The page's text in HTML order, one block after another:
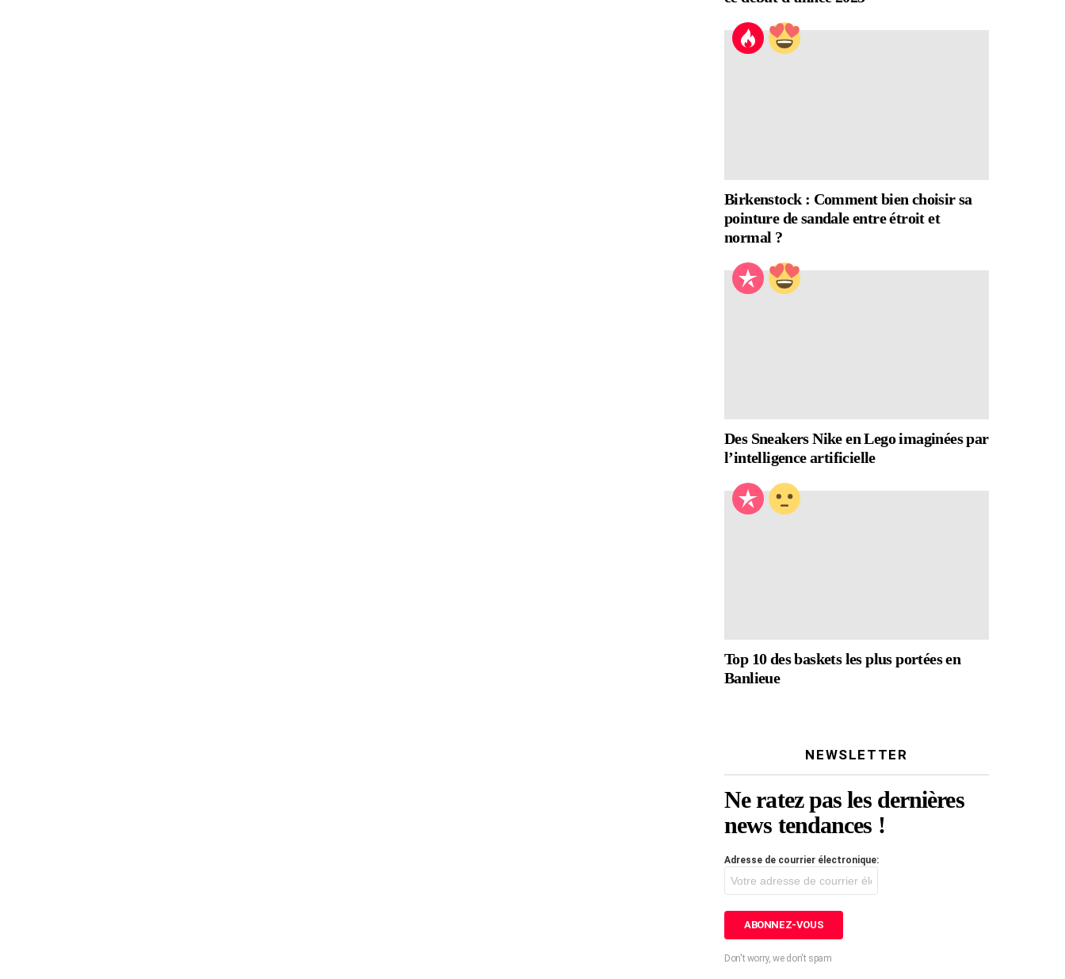
Birkenstock : Comment bien choisir sa
pointure de sandale entre étroit et
normal ?
Des Sneakers Nike en Lego imaginées par
l’intelligence artificielle
Top 10 des baskets les plus portées en
Banlieue
NEWSLETTER
Ne ratez pas les dernières
news tendances !
Adresse de courrier électronique:
Don't worry, we don't spam